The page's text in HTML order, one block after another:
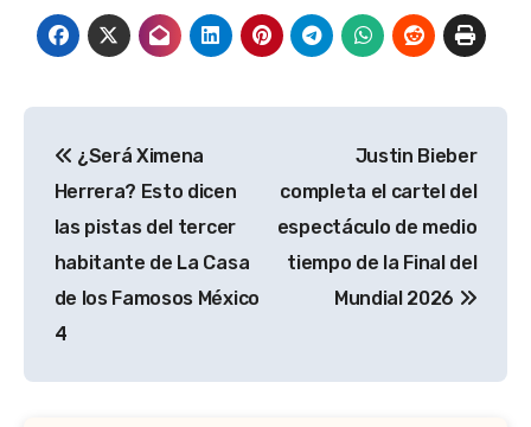
de
entradas
¿Será Ximena
Herrera? Esto dicen
las pistas del tercer
habitante de La Casa
de los Famosos México
4
Justin Bieber
completa el cartel del
espectáculo de medio
tiempo de la Final del
Mundial 2026